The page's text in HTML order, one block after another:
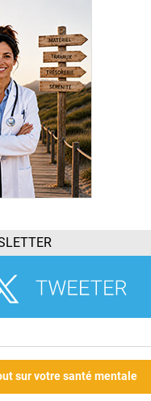
sur votre santé mentale